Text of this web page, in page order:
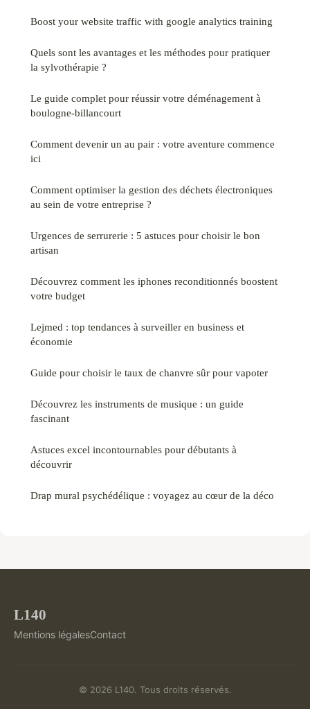
Boost your website traffic with google analytics training
Quels sont les avantages et les méthodes pour pratiquer
la sylvothérapie ?
Le guide complet pour réussir votre déménagement à
boulogne-billancourt
Comment devenir un au pair : votre aventure commence
ici
Comment optimiser la gestion des déchets électroniques
au sein de votre entreprise ?
Urgences de serrurerie : 5 astuces pour choisir le bon
artisan
Découvrez comment les iphones reconditionnés boostent
votre budget
Lejmed : top tendances à surveiller en business et
économie
Guide pour choisir le taux de chanvre sûr pour vapoter
Découvrez les instruments de musique : un guide
fascinant
Astuces excel incontournables pour débutants à
découvrir
Drap mural psychédélique : voyagez au cœur de la déco
L140
Mentions légalesContact
© 2026 L140. Tous droits réservés.